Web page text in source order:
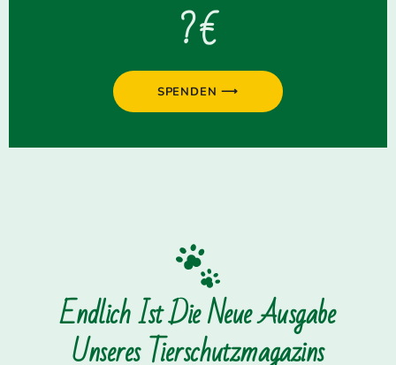
? €
SPENDEN ⟶
Endlich Ist Die Neue Ausgabe
Unseres Tierschutzmagazins